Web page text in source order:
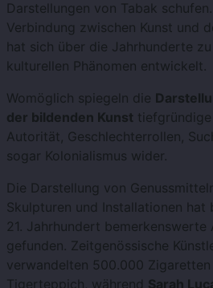
Darstellungen von Tabak
Verbindung zwischen Kunst und
hat sich über die Jahrhunderte
kulturellen Phänomen entwickelt.
Womöglich spiegeln die
der bildenden Kunst tiefgründige
Autorität, Geschlechterrollen,
sogar Kolonialismus wider.
Die Darstellung von
Skulpturen und Installationen hat
21. Jahrhundert bemerkenswerte
gefunden. Zeitgenössische
verwandelten 500.000
Tigerteppich, während Sarah